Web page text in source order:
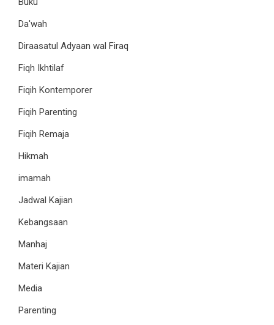
Da'wah
Diraasatul Adyaan wal Firaq
Fiqh Ikhtilaf
Fiqih Kontemporer
Fiqih Parenting
Fiqih Remaja
Hikmah
imamah
Jadwal Kajian
Kebangsaan
Manhaj
Materi Kajian
Media
Parenting